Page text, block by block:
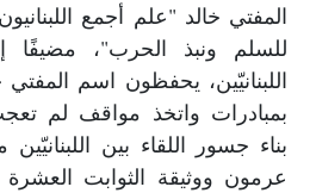
المفتي خالد "علم أجمع
للسلم ونبذ الحرب"، مضيفًا
اللبنانيّين، يحفظون اسم
بمبادرات واتخذ مواقف لم
بناء جسور اللقاء بين
عرمون ووثيقة الثوابت